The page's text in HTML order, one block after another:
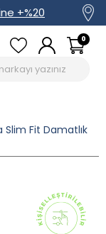
+%20
0
Slim Fit Damatlık